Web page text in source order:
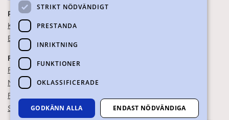
PRAKTISK INFORMATION
Kontaktuppgifter
Blanketter
FÖR SKOLPERSONAL
För SYV
Nationella studievägskoder
För gymnasieskolor
Skolportalen
STRIKT NÖDVÄNDIGT
PRESTANDA
INRIKTNING
FUNKTIONER
OKLASSIFICERADE
GODKÄNN ALLA ENDAST NÖDVÄNDIGA